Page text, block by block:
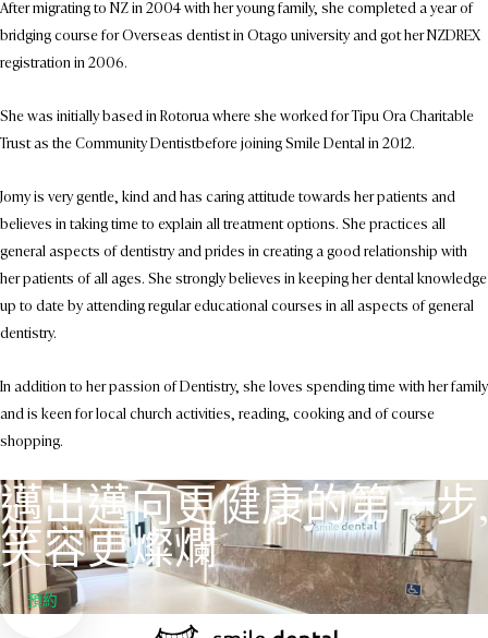
After migrating to NZ in 2004 with her young family, she completed a year of
bridging course for Overseas dentist in Otago university and got her NZDREX
registration in 2006.
She was initially based in Rotorua where she worked for Tipu Ora Charitable
Trust as the Community Dentistbefore joining Smile Dental in 2012.
Jomy is very gentle, kind and has caring attitude towards her patients and
believes in taking time to explain all treatment options. She practices all
general aspects of dentistry and prides in creating a good relationship with
her patients of all ages. She strongly believes in keeping her dental knowledge
up to date by attending regular educational courses in all aspects of general
dentistry.
In addition to her passion of Dentistry, she loves spending time with her family
and is keen for local church activities, reading, cooking and of course
shopping.
邁出邁向更健康的第一步,
笑容更燦爛
預約